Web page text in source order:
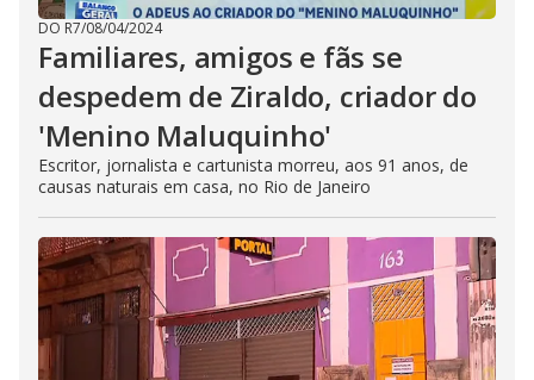
DO R7/08/04/2024
Familiares, amigos e fãs se
despedem de Ziraldo, criador do
'Menino Maluquinho'
Escritor, jornalista e cartunista morreu, aos 91 anos, de
causas naturais em casa, no Rio de Janeiro